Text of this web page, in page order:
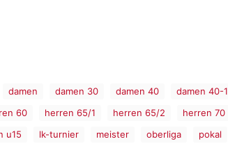
damen damen 30 damen 40 damen 40-1
60 herren 65/1 herren 65/2 herren 70
u15 lk-turnier meister oberliga pokal